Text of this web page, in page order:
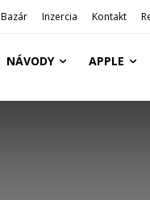
Bazár Inzercia Kontakt
NÁVODY APPLE